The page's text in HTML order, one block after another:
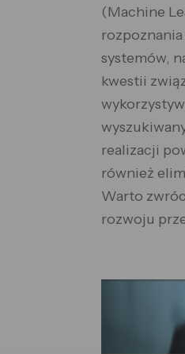
(Machine
systemów,
kwestii
realizacji
również
Warto
rozwoju